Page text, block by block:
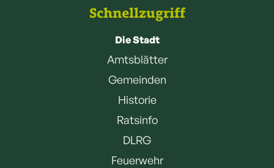
Schnellzugriff
Die Stadt
Amtsblätter
Gemeinden
Historie
Ratsinfo
DLRG
Feuerwehr